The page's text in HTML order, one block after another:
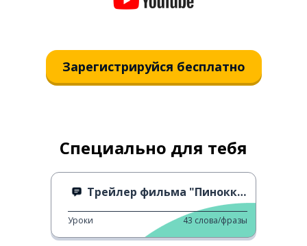
Зарегистрируйся бесплатно
Специально для тебя
Трейлер фильма "Пиноккио"
Уроки 43 слова/фразы